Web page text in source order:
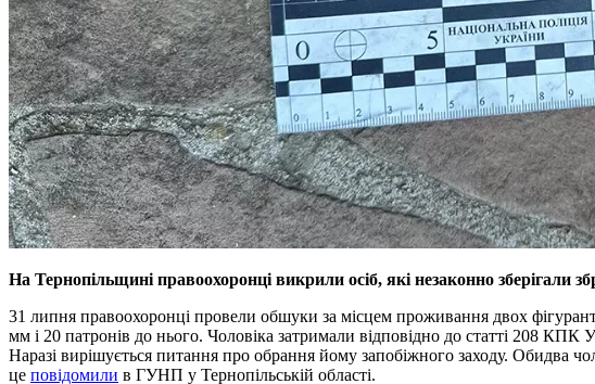
На Тернопільщині правоохоронці викрили осіб, які незаконно зберігали
31 липня правоохоронці провели обшуки за місцем проживання двох
мм і 20 патронів до нього. Чоловіка затримали відповідно до статті 208
Наразі вирішується питання про обрання йому запобіжного заходу. Обидва
це повідомили в ГУНП у Тернопільській області.